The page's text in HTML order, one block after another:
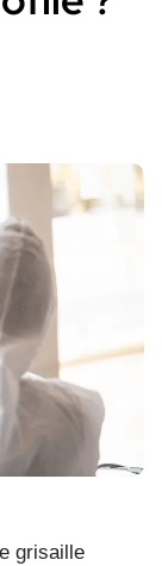
grisaille